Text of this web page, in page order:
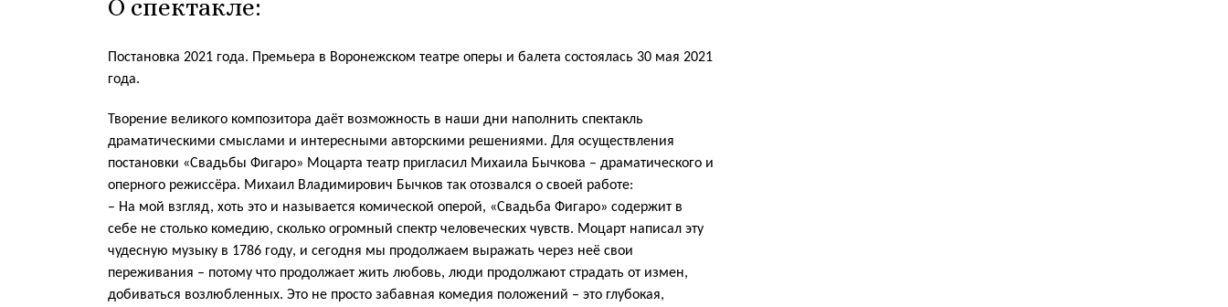
О спектакле:
Постановка 2021 года. Премьера в Воронежском театре оперы и балета состоялась 30 мая 2021
года.
Творение великого композитора даёт возможность в наши дни наполнить спектакль
драматическими смыслами и интересными авторскими решениями. Для осуществления
постановки «Свадьбы Фигаро» Моцарта театр пригласил Михаила Бычкова – драматического и
оперного режиссёра. Михаил Владимирович Бычков так отозвался о своей работе:
– На мой взгляд, хоть это и называется комической оперой, «Свадьба Фигаро» содержит в
себе не столько комедию, сколько огромный спектр человеческих чувств. Моцарт написал эту
чудесную музыку в 1786 году, и сегодня мы продолжаем выражать через неё свои
переживания – потому что продолжает жить любовь, люди продолжают страдать от измен,
добиваться возлюбленных. Это не просто забавная комедия положений – это глубокая,